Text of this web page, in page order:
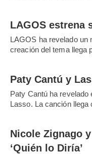
LAGOS estrena
LAGOS ha revelado un
creación del tema llega
Paty Cantú y
Paty Cantú ha revelado
Lasso. La canción
Nicole Zignago
‘Quién lo Diría’